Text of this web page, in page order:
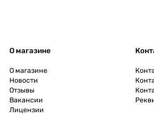
О магазине
О магазине
Новости
Отзывы
Вакансии
Лицензии